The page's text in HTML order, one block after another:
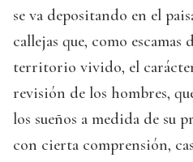
se va depositando en el
callejas que, como
territorio vivido, el
revisión de los hombres,
los sueños a medida de su
con cierta comprensión,